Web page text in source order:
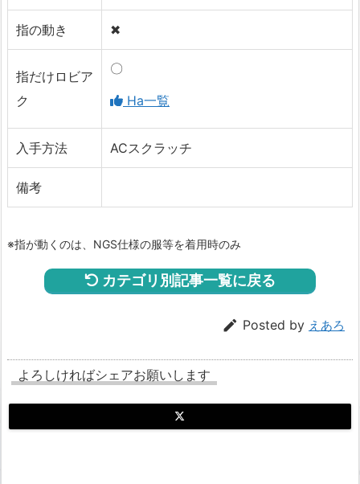
指の動き ✖
指だけロビア
ク
〇
Ha一覧
入手方法 ACスクラッチ
備考
※指が動くのは、NGS仕様の服等を着用時のみ
カテゴリ別記事一覧に戻る
 Posted by えあろ
よろしければシェアお願いします